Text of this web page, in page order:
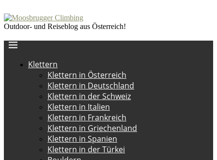
Outdoor- und Reiseblog aus Österreich!
Klettern
Klettern in Österreich
Klettern in Deutschland
Klettern in der Schweiz
Klettern in Italien
Klettern in Frankreich
Klettern in Griechenland
Klettern in Spanien
Klettern in der Türkei